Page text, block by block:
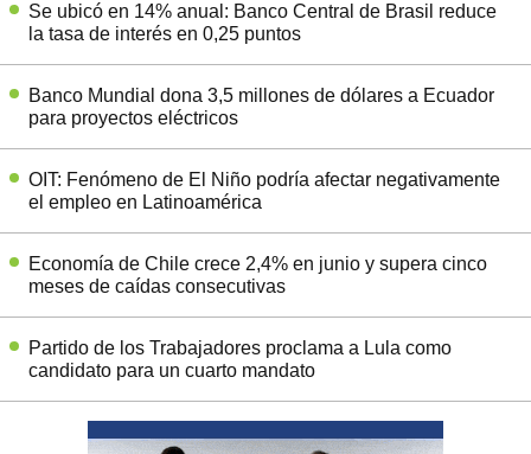
Se ubicó en 14% anual: Banco Central de Brasil reduce
la tasa de interés en 0,25 puntos
Banco Mundial dona 3,5 millones de dólares a Ecuador
para proyectos eléctricos
OIT: Fenómeno de El Niño podría afectar negativamente
el empleo en Latinoamérica
Economía de Chile crece 2,4% en junio y supera cinco
meses de caídas consecutivas
Partido de los Trabajadores proclama a Lula como
candidato para un cuarto mandato